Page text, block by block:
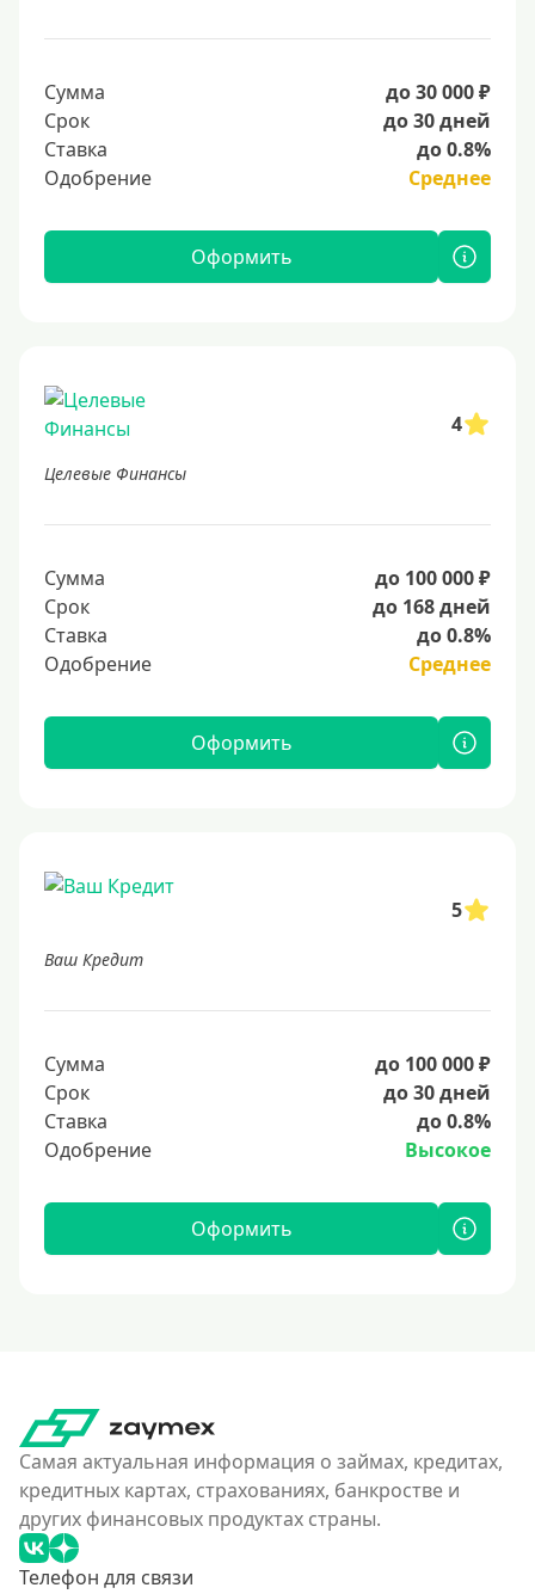
Сумма
до 30 000 ₽
Срок
до 30 дней
Ставка
до 0.8%
Одобрение
Среднее
Оформить
4
Целевые Финансы
Сумма
до 100 000 ₽
Срок
до 168 дней
Ставка
до 0.8%
Одобрение
Среднее
Оформить
5
Ваш Кредит
Сумма
до 100 000 ₽
Срок
до 30 дней
Ставка
до 0.8%
Одобрение
Высокое
Оформить
Самая актуальная информация о займах, кредитах,
кредитных картах, страхованиях, банкростве и
других финансовых продуктах страны.
Телефон для связи